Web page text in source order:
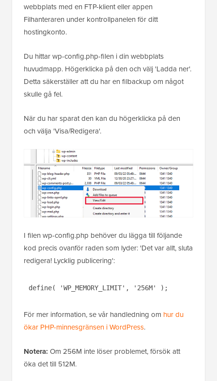
webbplats med en FTP-klient eller appen
Filhanteraren under kontrollpanelen för ditt
hostingkonto.
Du hittar wp-config.php-filen i din webbplats
huvudmapp. Högerklicka på den och välj 'Ladda ner'.
Detta säkerställer att du har en filbackup om något
skulle gå fel.
När du har sparat den kan du högerklicka på den
och välja 'Visa/Redigera'.
I filen wp-config.php behöver du lägga till följande
kod precis ovanför raden som lyder: 'Det var allt, sluta
redigera! Lycklig publicering':
define( 'WP_MEMORY_LIMIT', '256M' );
För mer information, se vår handledning om hur du
ökar PHP-minnesgränsen i WordPress.
Notera: Om 256M inte löser problemet, försök att
öka det till 512M.